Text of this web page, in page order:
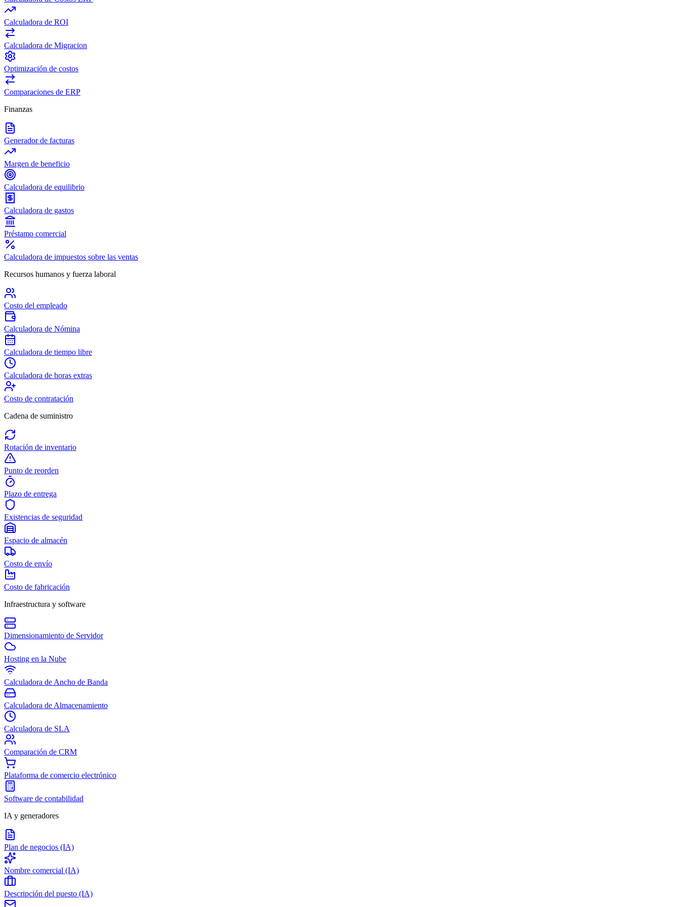
Calculadora de ROI
Calculadora de Migracion
Optimización de costos
Comparaciones de ERP
Finanzas
Generador de facturas
Margen de beneficio
Calculadora de equilibrio
Calculadora de gastos
Préstamo comercial
Calculadora de impuestos sobre las ventas
Recursos humanos y fuerza laboral
Costo del empleado
Calculadora de Nómina
Calculadora de tiempo libre
Calculadora de horas extras
Costo de contratación
Cadena de suministro
Rotación de inventario
Punto de reorden
Plazo de entrega
Existencias de seguridad
Espacio de almacén
Costo de envío
Costo de fabricación
Infraestructura y software
Dimensionamiento de Servidor
Hosting en la Nube
Calculadora de Ancho de Banda
Calculadora de Almacenamiento
Calculadora de SLA
Comparación de CRM
Plataforma de comercio electrónico
Software de contabilidad
IA y generadores
Plan de negocios (IA)
Nombre comercial (IA)
Descripción del puesto (IA)